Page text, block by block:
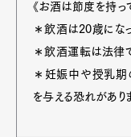
《お酒は節度を持っ
＊飲酒は20歳にな
＊飲酒運転は法律
＊妊娠中や授乳期
を与える恐れがあり